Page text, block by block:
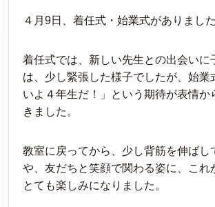
４月9日、着任式・始業式がありました
着任式では、新しい先生との出会いに
は、少し緊張した様子でしたが、始業
いよ４年生だ！」という期待が表情か
きました。
教室に戻ってから、少し背筋を伸ばし
や、友だちと笑顔で関わる姿に、これ
とても楽しみになりました。